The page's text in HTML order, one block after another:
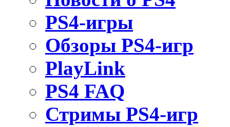
PS4-игры
Обзоры PS4-игр
PlayLink
PS4 FAQ
Стримы PS4-игр